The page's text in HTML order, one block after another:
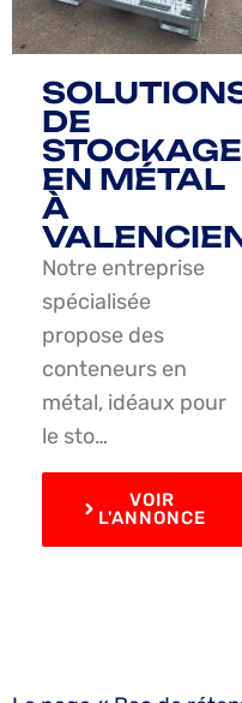
DE
STOCKAGE
EN MÉTAL
À
Notre entreprise
spécialisée
propose des
conteneurs en
métal, idéaux pour
le sto…
VOIR
L'ANNONCE